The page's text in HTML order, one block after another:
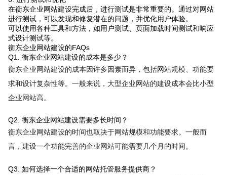
在衡东企业网站建设完成后，进行测试是非常重要的。通过对网站
进行测试，可以发现和修复潜在的问题，并优化用户体验。
可以使用各种工具和方法，如用户测试、页面加载时间测试和响应
式设计测试等。
衡东企业网站建设的FAQs
Q1. 衡东企业网站建设的成本是多少？
衡东企业网站建设的成本因许多因素而异，包括网站规模、功能要
求和设计复杂性等。一般来说，大型企业网站的建设成本会比小型
企业网站高。
Q2. 衡东企业网站建设需要多长时间？
衡东企业网站建设的时间也取决于网站规模和功能要求。一般而
言，建设一个功能完善的企业网站可能需要几个月的时间。
Q3. 如何选择一个合适的网站托管服务提供商？